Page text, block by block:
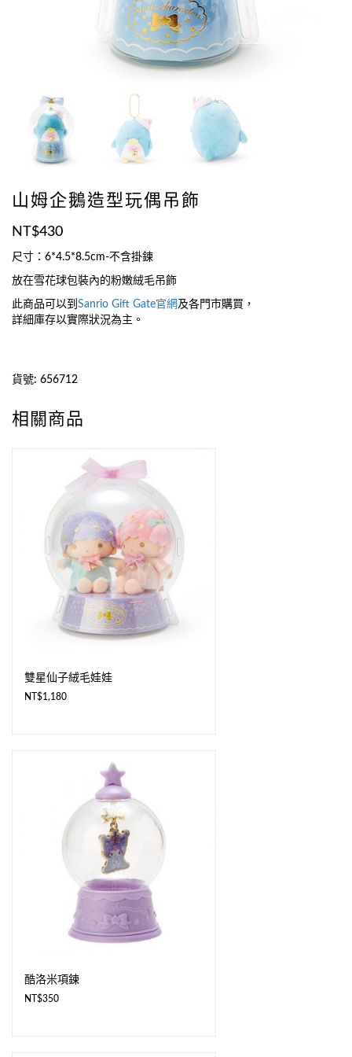
山姆企鵝造型玩偶吊飾
NT$430
尺寸：6*4.5*8.5cm-不含掛鍊
放在雪花球包裝內的粉嫩絨毛吊飾
此商品可以到 Sanrio Gift Gate官網 及各門市購買，
詳細庫存以實際狀況為主。
貨號: 656712
相關商品
雙星仙子絨毛娃娃
NT$1,180
酷洛米項鍊
NT$350